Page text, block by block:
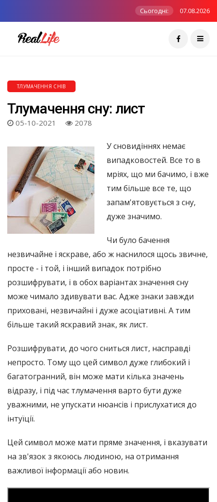
Сьогодні: 07.08.2026
ТЛУМАЧЕННЯ СНІВ
Тлумачення сну: лист
05-10-2021 2078
У сновидіннях немає
випадковостей. Все то в
мріях, що ми бачимо, і вже
тим більше все те, що
запам'ятовується з сну,
дуже значимо.
Чи було бачення
незвичайне і яскраве, або ж наснилося щось звичне,
просте - і той, і інший випадок потрібно
розшифрувати, і в обох варіантах значення сну
може чимало здивувати вас. Адже знаки завжди
приховані, незвичайні і дуже асоціативні. А тим
більше такий яскравий знак, як лист.
Розшифрувати, до чого сниться лист, насправді
непросто. Тому що цей символ дуже глибокий і
багатогранний, він може мати кілька значень
відразу, і під час тлумачення варто бути дуже
уважними, не упускати нюансів і прислухатися до
інтуїції.
Цей символ може мати пряме значення, і вказувати
на зв'язок з якоюсь людиною, на отримання
важливої ​​інформації або новин.